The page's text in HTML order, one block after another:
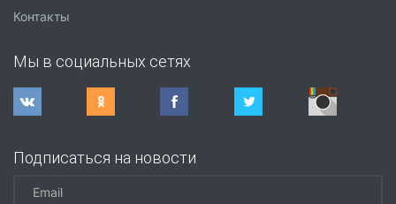
Контакты
Мы в социальных сетях
Подписаться на новости